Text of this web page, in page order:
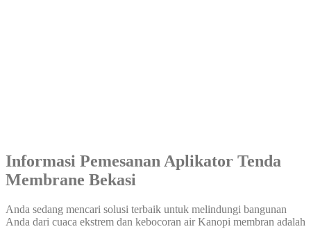
Informasi Pemesanan Aplikator Tenda
Membrane Bekasi
Anda sedang mencari solusi terbaik untuk melindungi bangunan
Anda dari cuaca ekstrem dan kebocoran air Kanopi membran adalah